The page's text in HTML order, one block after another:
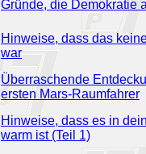
Gründe, die Demokratie
Hinweise, dass das
war
Überraschende
ersten Mars-Raumfahrer
Hinweise, dass es in
warm ist (Teil 1)